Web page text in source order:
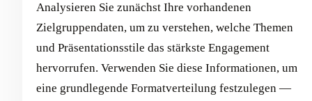
Analysieren Sie zunächst Ihre vorhandenen
Zielgruppendaten, um zu verstehen, welche Themen
und Präsentationsstile das stärkste Engagement
hervorrufen. Verwenden Sie diese Informationen, um
eine grundlegende Formatverteilung festzulegen —